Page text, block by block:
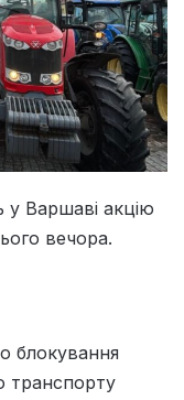
Варшаві акцію
вечора.
блокування
транспорту